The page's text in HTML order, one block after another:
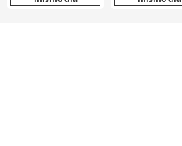
profunda /